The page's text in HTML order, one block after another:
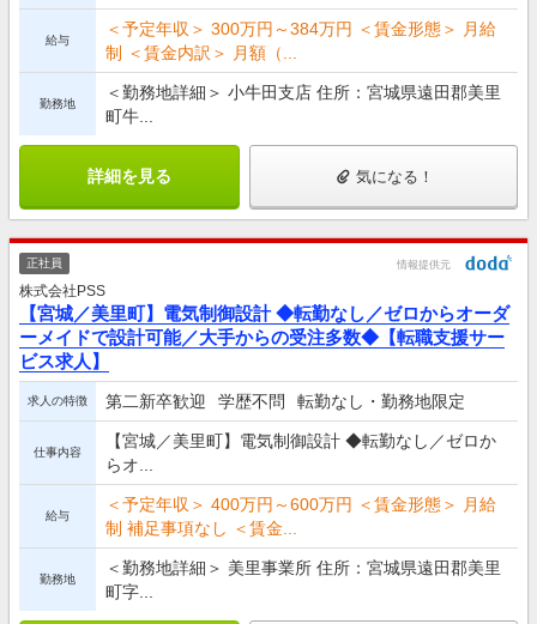
給与
＜予定年収＞ 300万円～384万円 ＜賃金形態＞ 月給
制 ＜賃金内訳＞ 月額（...
勤務地
＜勤務地詳細＞ 小牛田支店 住所：宮城県遠田郡美里
町牛...
詳細を見る 気になる！
正社員 情報提供元
株式会社PSS
【宮城／美里町】電気制御設計 ◆転勤なし／ゼロからオーダ
ーメイドで設計可能／大手からの受注多数◆【転職支援サー
ビス求人】
求人の特徴 第二新卒歓迎 学歴不問 転勤なし・勤務地限定
仕事内容
【宮城／美里町】電気制御設計 ◆転勤なし／ゼロか
らオ...
給与
＜予定年収＞ 400万円～600万円 ＜賃金形態＞ 月給
制 補足事項なし ＜賃金...
勤務地
＜勤務地詳細＞ 美里事業所 住所：宮城県遠田郡美里
町字...